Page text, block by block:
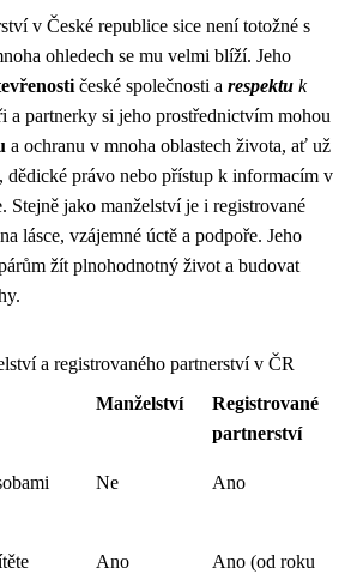
v České republice sice není totožné s
ohledech se mu velmi blíží. Jeho
české společnosti a respektu k
a partnerky si jeho prostřednictvím mohou
a ochranu v mnoha oblastech života, ať už
dědické právo nebo přístup k informacím v
Stejně jako manželství je i registrované
lásce, vzájemné úctě a podpoře. Jeho
žít plnohodnotný život a budovat
a registrovaného partnerství v ČR
Manželství
Registrované
partnerství
Ne Ano
Ano
Ano (od roku